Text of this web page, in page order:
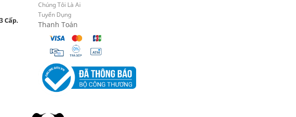
Cấp.
Chúng Tôi Là Ai
Tuyển Dụng
Thanh Toán